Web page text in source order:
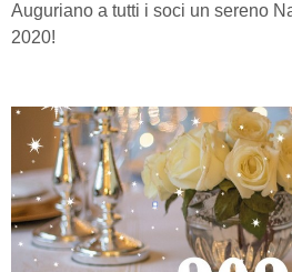
Auguriano a tutti i soci un sereno
2020!